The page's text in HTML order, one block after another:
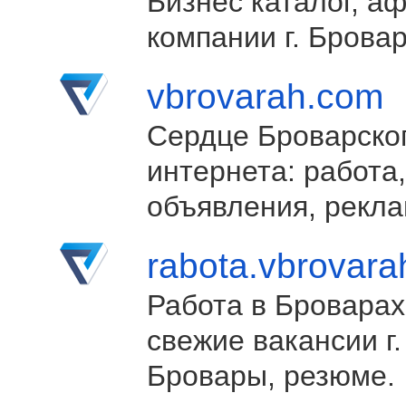
компании г.
vbrovarah.com
Сердце
интернета: работа,
объявления,
Работа в
свежие вакансии г.
Бровары, резюме.